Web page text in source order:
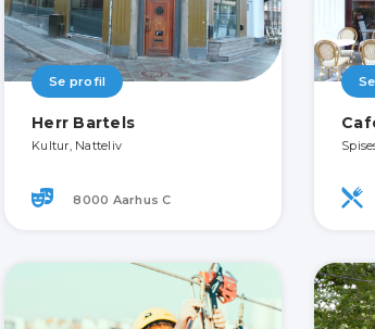
Se profil
Herr Bartels
Kultur, Natteliv
8000 Aarhus C